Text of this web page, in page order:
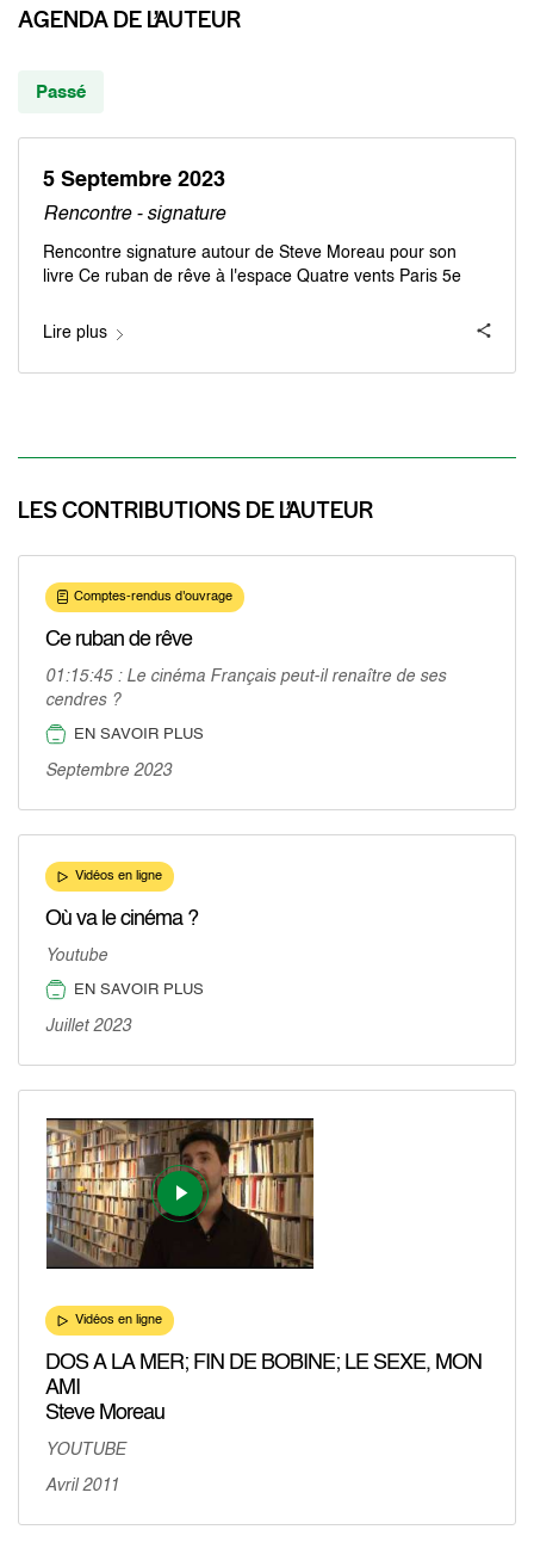
AGENDA DE L’AUTEUR
Passé
5 Septembre 2023
Rencontre - signature
Rencontre signature autour de Steve Moreau pour son
livre Ce ruban de rêve à l'espace Quatre vents Paris 5e
Lire plus
LES CONTRIBUTIONS DE L’AUTEUR
Comptes-rendus d'ouvrage
Ce ruban de rêve
01:15:45 : Le cinéma Français peut-il renaître de ses
cendres ?
EN SAVOIR PLUS
Septembre 2023
Vidéos en ligne
Où va le cinéma ?
Youtube
EN SAVOIR PLUS
Juillet 2023
Vidéos en ligne
DOS A LA MER; FIN DE BOBINE; LE SEXE, MON
AMI
Steve Moreau
YOUTUBE
Avril 2011